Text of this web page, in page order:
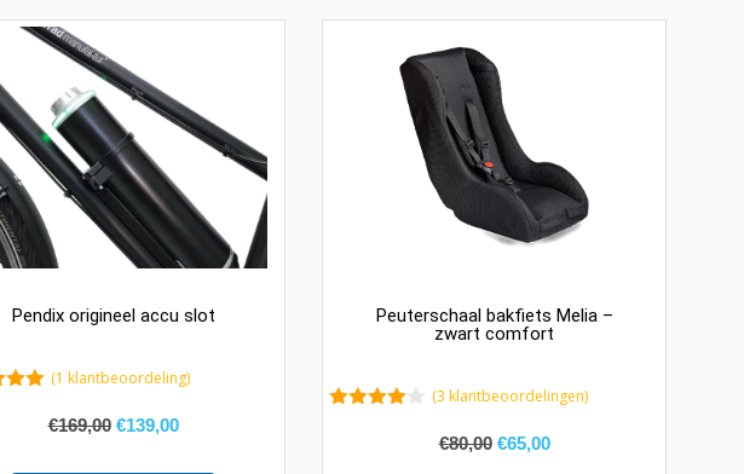
Pendix origineel accu slot
(1 klantbeoordeling)
€169,00 €139,00
Peuterschaal bakfiets Melia –
zwart comfort
(3 klantbeoordelingen)
€80,00 €65,00